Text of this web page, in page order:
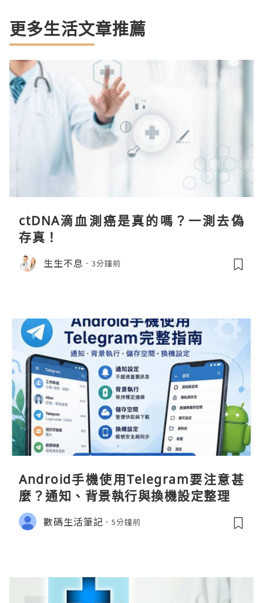
更多生活文章推薦
ctDNA滴血測癌是真的嗎？一測去偽
存真！
生生不息 3分鐘前
Android手機使用Telegram要注意甚
麼？通知、背景執行與換機設定整理
數碼生活筆記 5分鐘前